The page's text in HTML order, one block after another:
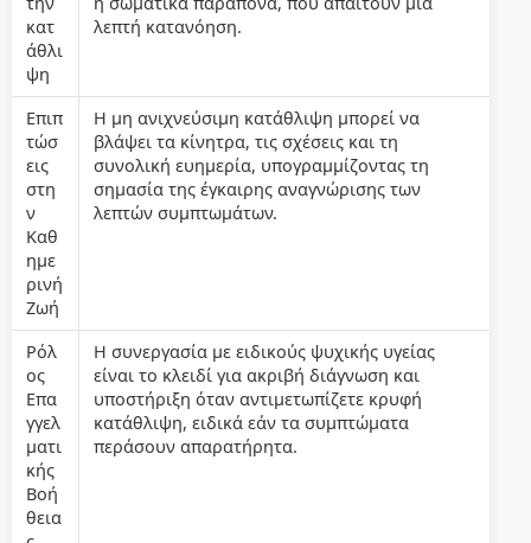
κατ
άθλι
ψη
λεπτή κατανόηση.
Επιπ
τώσ
εις
στη
ν
Καθ
ημε
ρινή
Ζωή
Η μη ανιχνεύσιμη κατάθλιψη μπορεί να
βλάψει τα κίνητρα, τις σχέσεις και τη
συνολική ευημερία, υπογραμμίζοντας τη
σημασία της έγκαιρης αναγνώρισης των
λεπτών συμπτωμάτων.
Ρόλ
ος
Επα
γγελ
ματι
κής
Βοή
θεια
Η συνεργασία με ειδικούς ψυχικής υγείας
είναι το κλειδί για ακριβή διάγνωση και
υποστήριξη όταν αντιμετωπίζετε κρυφή
κατάθλιψη, ειδικά εάν τα συμπτώματα
περάσουν απαρατήρητα.